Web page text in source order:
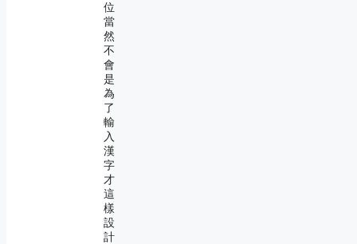
位
當
然
不
會
是
為
了
輸
入
漢
字
才
這
樣
設
計